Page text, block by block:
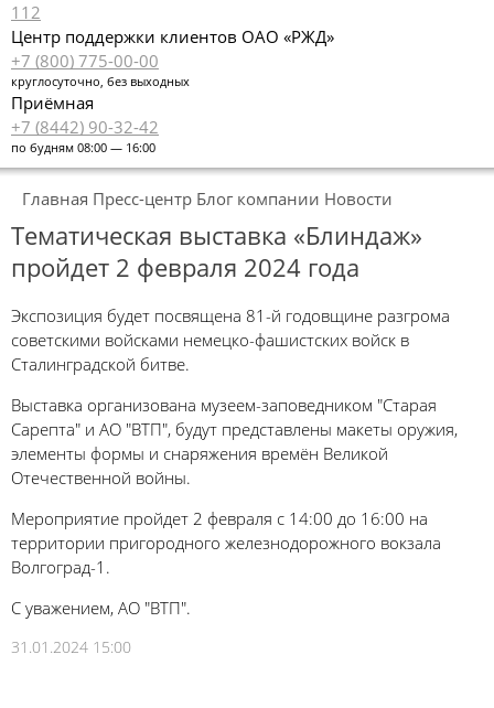
112
Центр поддержки клиентов ОАО «РЖД»
+7 (800) 775-00-00
круглосуточно, без выходных
Приёмная
+7 (8442) 90-32-42
по будням 08:00 — 16:00
Главная Пресс-центр Блог компании Новости
Тематическая выставка «Блиндаж»
пройдет 2 февраля 2024 года
Экспозиция будет посвящена 81-й годовщине разгрома
советскими войсками немецко-фашистских войск в
Сталинградской битве.
Выставка организована музеем-заповедником "Старая
Сарепта" и АО "ВТП", будут представлены макеты оружия,
элементы формы и снаряжения времён Великой
Отечественной войны.
Мероприятие пройдет 2 февраля с 14:00 до 16:00 на
территории пригородного железнодорожного вокзала
Волгоград-1.
С уважением, АО "ВТП".
31.01.2024 15:00